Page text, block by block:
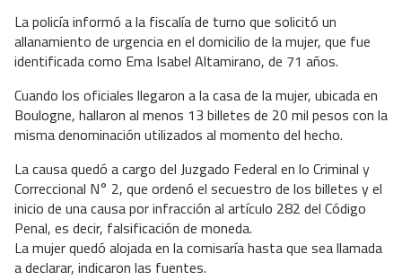
La policía informó a la fiscalía de turno que solicitó un
allanamiento de urgencia en el domicilio de la mujer, que fue
identificada como Ema Isabel Altamirano, de 71 años.
Cuando los oficiales llegaron a la casa de la mujer, ubicada en
Boulogne, hallaron al menos 13 billetes de 20 mil pesos con la
misma denominación utilizados al momento del hecho.
La causa quedó a cargo del Juzgado Federal en lo Criminal y
Correccional N° 2, que ordenó el secuestro de los billetes y el
inicio de una causa por infracción al artículo 282 del Código
Penal, es decir, falsificación de moneda.
La mujer quedó alojada en la comisaría hasta que sea llamada
a declarar, indicaron las fuentes.